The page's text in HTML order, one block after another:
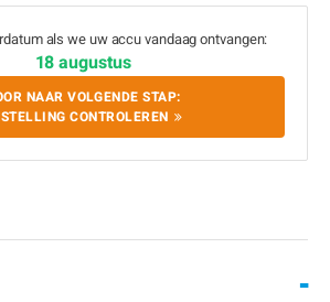
als we uw accu vandaag ontvangen:
18 augustus
NAAR VOLGENDE STAP:
CONTROLEREN
-